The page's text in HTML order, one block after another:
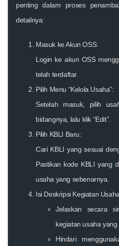
penting dalam proses
detailnya:
Masuk ke Akun OSS:
Login ke akun OSS
telah terdaftar.
Pilih Menu “Kelola Usaha”:
Setelah masuk, pilih
bidangnya, lalu klik “Edit”.
Pilih KBLI Baru:
Cari KBLI yang sesuai
Pastikan kode KBLI yang
usaha yang sebenarnya.
Isi Deskripsi Kegiatan
Jelaskan secara
kegiatan usaha yang
Hindari